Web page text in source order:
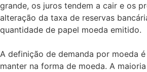
grande, os juros tendem a cair e os
alteração da taxa de reservas
quantidade de papel moeda emitido.
A definição de demanda por moeda
manter na forma de moeda. A